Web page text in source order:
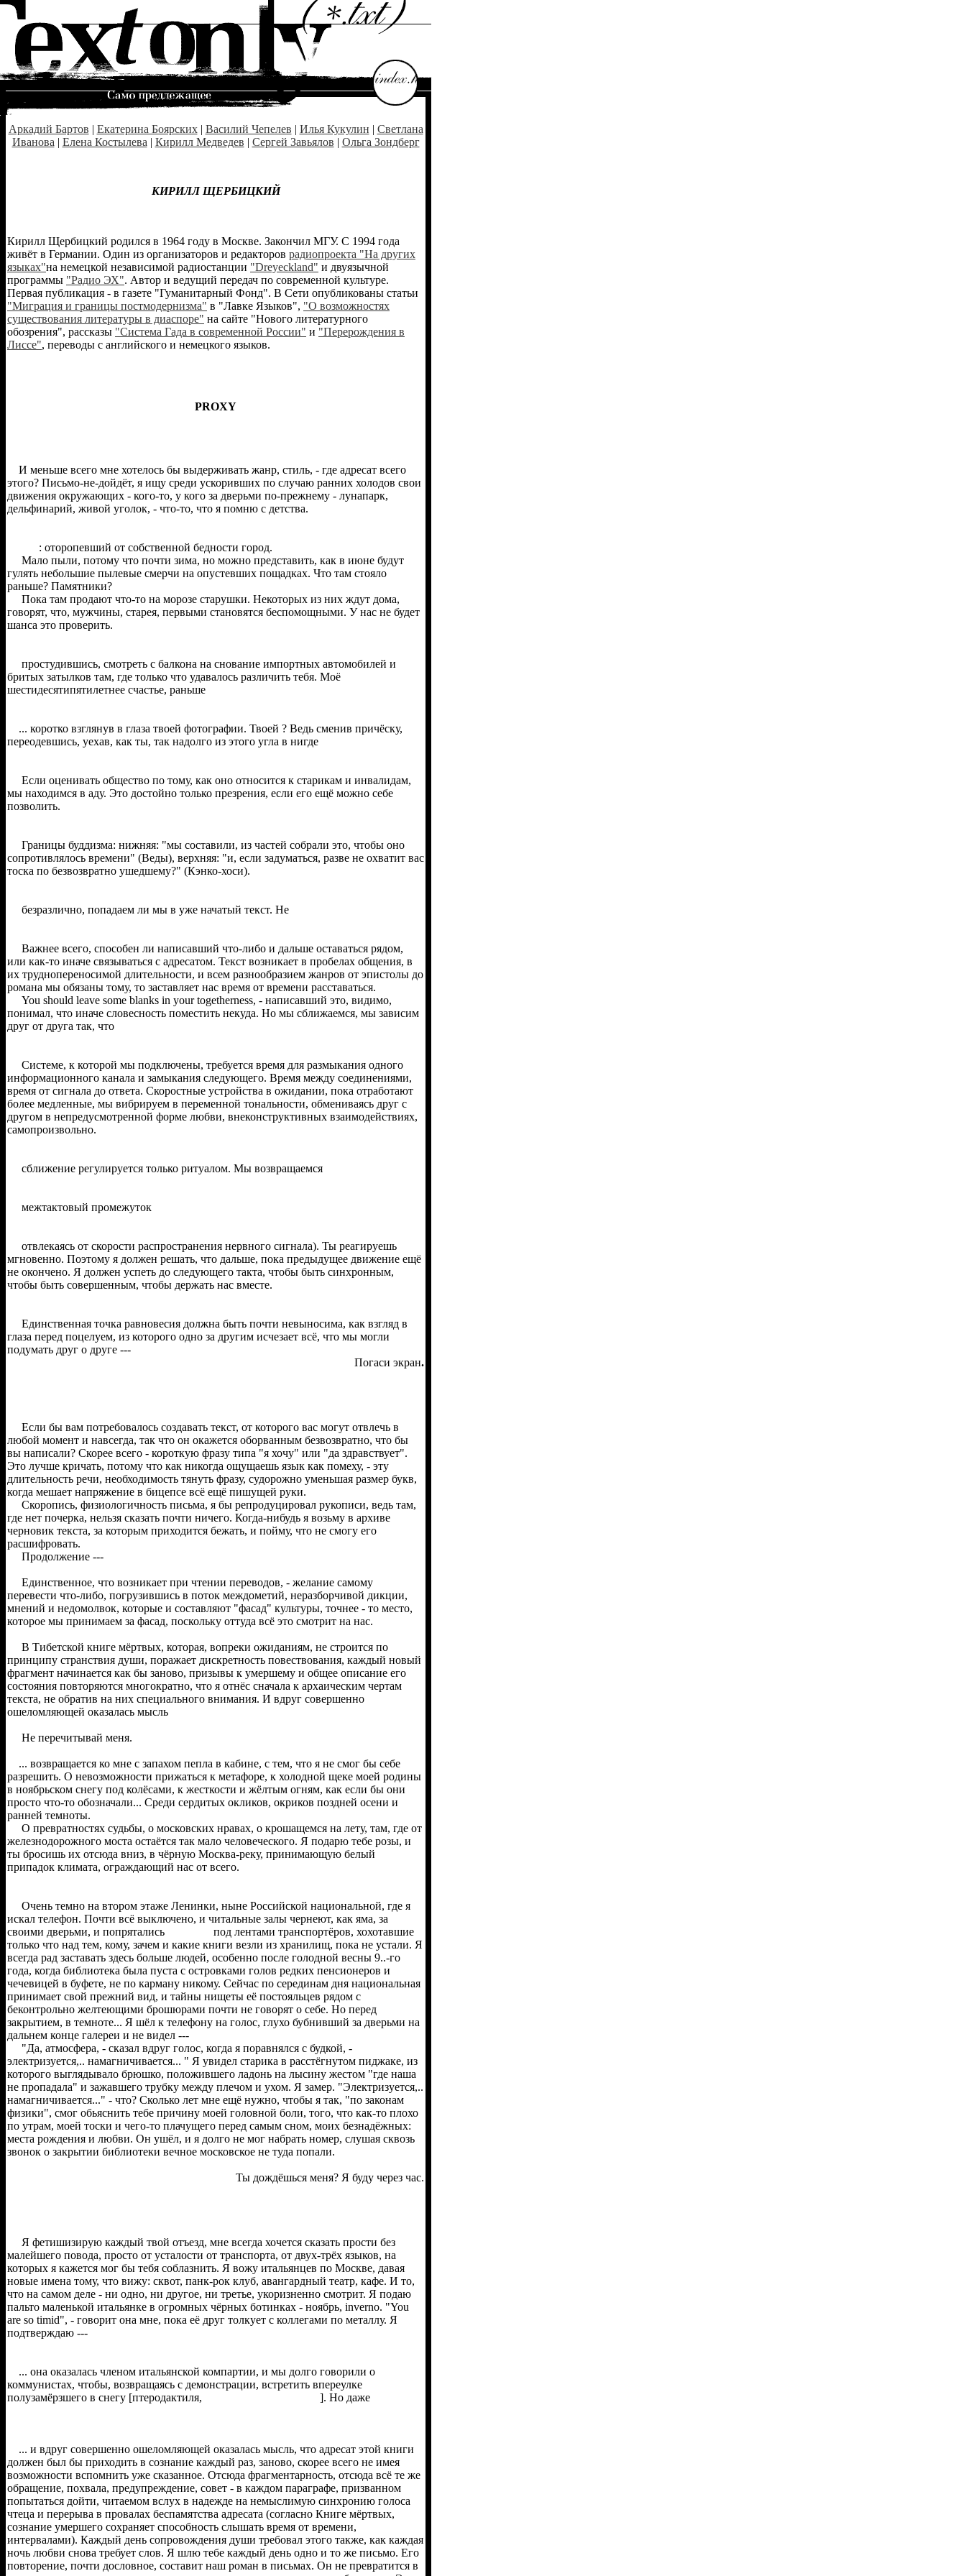
Аркадий Бартов | Екатерина Боярских| Василий Чепелев | Илья Кукулин | Светлана
Иванова | Елена Костылева | Кирилл Медведев | Сергей Завьялов | Ольга Зондберг
КИРИЛЛ ЩЕРБИЦКИЙ
Кирилл Щербицкий родился в 1964 году в Москве. Закончил МГУ. С 1994 года
живёт в Германии. Один из организаторов и редакторов радиопроекта "На других
языках"на немецкой независимой радиостанции "Dreyeckland" и двуязычной
программы "Радио ЭХ". Автор и ведущий передач по современной культуре.
Первая публикация - в газете "Гуманитарный Фонд". В Сети опубликованы статьи
"Миграция и границы постмодернизма" в "Лавкe Языков", "О возможностях
существования литературы в диаспоре" на сайте "Нового литературного
обозрения", рассказы "Система Гада в современной России" и "Перерождения в
Лиссе", переводы с английского и немецкого языков.
PROXY
И меньше всего мне хотелось бы выдерживать жанр, стиль, - где адресат всего
этого? Письмо-не-дойдёт, я ищу среди ускоривших по случаю ранних холодов свои
движения окружающих - кого-то, у кого за дверьми по-прежнему - лунапарк,
дельфинарий, живой уголок, - что-то, что я помню с детства.
: оторопевший от собственной бедности город.
Мало пыли, потому что почти зима, но можно представить, как в июне будут
гулять небольшие пылевые смерчи на опустевших пощадках. Что там стояло
раньше? Памятники?
Пока там продают что-то на морозе старушки. Некоторых из них ждут дома,
говорят, что, мужчины, старея, первыми становятся беспомощными. У нас не будет
шанса это проверить.
простудившись, смотреть с балкона на снование импортных автомобилей и
бритых затылков там, где только что удавалось различить тебя. Моё
шестидесятипятилетнее счастье, раньше
... коротко взглянув в глаза твоей фотографии. Твоей ? Ведь сменив причёску,
переодевшись, уехав, как ты, так надолго из этого угла в нигде
Если оценивать общество по тому, как оно относится к старикам и инвалидам,
мы находимся в аду. Это достойно только презрения, если его ещё можно себе
позволить.
Границы буддизма: нижняя: "мы составили, из частей собрали это, чтобы оно
сопротивлялось времени" (Веды), верхняя: "и, если задуматься, разве не охватит вас
тоска по безвозвратно ушедшему?" (Кэнко-хоси).
безразлично, попадаем ли мы в уже начатый текст. Не
Важнее всего, способен ли написавший что-либо и дальше оставаться рядом,
или как-то иначе связываться с адресатом. Текст возникает в пробелах общения, в
их труднопереносимой длительности, и всем разнообразием жанров от эпистолы до
романа мы обязаны тому, то заставляет нас время от времени расставаться.
You should leave some blanks in your togetherness, - написавший это, видимо,
понимал, что иначе словесность поместить некуда. Но мы сближаемся, мы зависим
друг от друга так, что
Системе, к которой мы подключены, требуется время для размыкания одного
информационного канала и замыкания следующего. Время между соединениями,
время от сигнала до ответа. Скоростные устройства в ожидании, пока отработают
более медленные, мы вибрируем в переменной тональности, обмениваясь друг с
другом в непредусмотренной форме любви, внеконструктивных взаимодействиях,
самопроизвольно.
сближение регулируется только ритуалом. Мы возвращаемся
межтактовый промежуток
отвлекаясь от скорости распространения нервного сигнала). Ты реагируешь
мгновенно. Поэтому я должен решать, что дальше, пока предыдущее движение ещё
не окончено. Я должен успеть до следующего такта, чтобы быть синхронным,
чтобы быть совершенным, чтобы держать нас вместе.
Единственная точка равновесия должна быть почти невыносима, как взгляд в
глаза перед поцелуем, из которого одно за другим исчезает всё, что мы могли
подумать друг о друге ---
Погаси экран.
Если бы вам потребовалось создавать текст, от которого вас могут отвлечь в
любой момент и навсегда, так что он окажется оборванным безвозвратно, что бы
вы написали? Скорее всего - короткую фразу типа "я хочу" или "да здравствует".
Это лучше кричать, потому что как никогда ощущаешь язык как помеху, - эту
длительность речи, необходимость тянуть фразу, судорожно уменьшая размер букв,
когда мешает напряжение в бицепсе всё ещё пишущей руки.
Скоропись, физиологичность письма, я бы репродуцировал рукописи, ведь там,
где нет почерка, нельзя сказать почти ничего. Когда-нибудь я возьму в архиве
черновик текста, за которым приходится бежать, и пойму, что не смогу его
расшифровать.
Продолжение ---
Единственное, что возникает при чтении переводов, - желание самому
перевести что-либо, погрузившись в поток междометий, неразборчивой дикции,
мнений и недомолвок, которые и составляют "фасад" культуры, точнее - то место,
которое мы принимаем за фасад, поскольку оттуда всё это смотрит на нас.
В Тибетской книге мёртвых, которая, вопреки ожиданиям, не строится по
принципу странствия души, поражает дискретность повествования, каждый новый
фрагмент начинается как бы заново, призывы к умершему и общее описание его
состояния повторяются многократно, что я отнёс сначала к архаическим чертам
текста, не обратив на них специального внимания. И вдруг совершенно
ошеломляющей оказалась мысль
Не перечитывай меня.
... возвращается ко мне с запахом пепла в кабине, с тем, что я не смог бы себе
разрешить. О невозможности прижаться к метафоре, к холодной щеке моей родины
в ноябрьском снегу под колёсами, к жесткости и жёлтым огням, как если бы они
просто что-то обозначали... Среди сердитых окликов, окриков поздней осени и
ранней темноты.
О превратностях судьбы, о московских нравах, о крошащемся на лету, там, где от
железнодорожного моста остаётся так мало человеческого. Я подарю тебе розы, и
ты бросишь их отсюда вниз, в чёрную Москва-реку, принимающую белый
припадок климата, ограждающий нас от всего.
Очень темно на втором этаже Ленинки, ныне Российской национальной, где я
искал телефон. Почти всё выключено, и читальные залы чернеют, как яма, за
своими дверьми, и попрятались под лентами транспортёров, хохотавшие
только что над тем, кому, зачем и какие книги везли из хранилищ, пока не устали. Я
всегда рад заставать здесь больше людей, особенно после голодной весны 9..-го
года, когда библиотека была пуста с островками голов редких пенсионеров и
чечевицей в буфете, не по карману никому. Сейчас по серединам дня национальная
принимает свой прежний вид, и тайны нищеты её постояльцев рядом с
беконтрольно желтеющими брошюрами почти не говорят о себе. Но перед
закрытием, в темноте... Я шёл к телефону на голос, глухо бубнивший за дверьми на
дальнем конце галереи и не видел ---
"Да, атмосфера, - сказал вдруг голос, когда я поравнялся с будкой, -
электризуется,.. намагничивается... " Я увидел старика в расстёгнутом пиджаке, из
которого выглядывало брюшко, положившего ладонь на лысину жестом "где наша
не пропадала" и зажавшего трубку между плечом и ухом. Я замер. "Электризуется,..
намагничивается..." - что? Сколько лет мне ещё нужно, чтобы я так, "по законам
физики", смог обьяснить тебе причину моей головной боли, того, что как-то плохо
по утрам, моей тоски и чего-то плачущего перед самым сном, моих безнадёжных:
места рождения и любви. Он ушёл, и я долго не мог набрать номер, слушая сквозь
звонок о закрытии библиотеки вечное московское не туда попали.
Ты дождёшься меня? Я буду через час.
Я фетишизирую каждый твой отъезд, мне всегда хочется сказать прости без
малейшего повода, просто от усталости от транспорта, от двух-трёх языков, на
которых я кажется мог бы тебя соблазнить. Я вожу итальянцев по Москве, давая
новые имена тому, что вижу: сквот, панк-рок клуб, авангардный театр, кафе. И то,
что на самом деле - ни одно, ни другое, ни третье, укоризненно смотрит. Я подаю
пальто маленькой итальянке в огромных чёрных ботинках - ноябрь, inverno. "You
are so timid", - говорит она мне, пока её друг толкует с коллегами по металлу. Я
подтверждаю ---
... она оказалась членом итальянской компартии, и мы долго говорили о
коммунистах, чтобы, возвращаясь с демонстрации, встретить впереулке
полузамёрзшего в снегу [птеродактиля, ]. Но даже
... и вдруг совершенно ошеломляющей оказалась мысль, что адресат этой книги
должен был бы приходить в сознание каждый раз, заново, скорее всего не имея
возможности вспомнить уже сказанное. Отсюда фрагментарность, отсюда всё те же
обращение, похвала, предупреждение, совет - в каждом параграфе, призванном
попытаться дойти, читаемом вслух в надежде на немыслимую синхронию голоса
чтеца и перерыва в провалах беспамятства адресата (согласно Книге мёртвых,
сознание умершего сохраняет способность слышать время от времени,
интервалами). Каждый день сопровождения души требовал этого также, как каждая
ночь любви снова требует слов. Я шлю тебе каждый день одно и то же письмо. Его
повторение, почти дословное, составит наш роман в письмах. Он не превратится в